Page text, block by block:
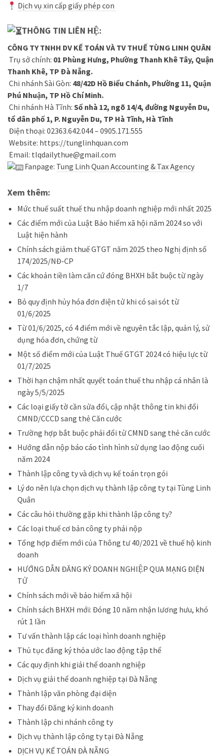
Dịch vụ xin cấp giấy phép con
THÔNG TIN LIÊN HỆ:
CÔNG TY TNHH DV KẾ TOÁN VÀ TV THUẾ TÙNG LINH QUÂN
Trụ sở chính: 01 Phùng Hưng, Phường Thanh Khê Tây, Quận
Thanh Khê, TP Đà Nẵng.
Chi nhánh Sài Gòn: 48/42D Hồ Biểu Chánh, Phường 11, Quận
Phú Nhuận, TP Hồ Chí Minh.
Chi nhánh Hà Tĩnh: Số nhà 12, ngõ 14/4, đường Nguyễn Du,
tổ dân phố 1, P. Nguyễn Du, TP Hà Tĩnh, Hà Tĩnh
Điện thoại: 02363.642.044 – 0905.171.555
Website: https://tunglinhquan.com
Email: tlqdailythue@gmail.com
Fanpage: Tung Linh Quan Accounting & Tax Agency
Xem thêm:
Mức thuế suất thuế thu nhập doanh nghiệp mới nhất 2025
Các điểm mới của Luật Bảo hiểm xã hội năm 2024 so với
Luật hiện hành
Chính sách giảm thuế GTGT năm 2025 theo Nghị định số
174/2025/NĐ-CP
Các khoản tiền làm căn cứ đóng BHXH bắt buộc từ ngày
1/7
Bỏ quy định hủy hóa đơn điện tử khi có sai sót từ
01/6/2025
Từ 01/6/2025, có 4 điểm mới về nguyên tắc lập, quản lý, sử
dụng hóa đơn, chứng từ
Một số điểm mới của Luật Thuế GTGT 2024 có hiệu lực từ
01/7/2025
Thời hạn chậm nhất quyết toán thuế thu nhập cá nhân là
ngày 5/5/2025
Các loại giấy tờ cần sửa đổi, cập nhật thông tin khi đổi
CMND/CCCD sang thẻ Căn cước
Trường hợp bắt buộc phải đổi từ CMND sang thẻ căn cước
Hướng dẫn nộp báo cáo tình hình sử dụng lao động cuối
năm 2024
Thành lập công ty và dịch vụ kế toán trọn gói
Lý do nên lựa chọn dịch vụ thành lập công ty tại Tùng Linh
Quân
Các câu hỏi thường gặp khi thành lập công ty?
Các loại thuế cơ bản công ty phải nộp
Tổng hợp điểm mới của Thông tư 40/2021 về thuế hộ kinh
doanh
HƯỚNG DẪN ĐĂNG KÝ DOANH NGHIỆP QUA MẠNG ĐIỆN
TỬ
Chính sách mới về bảo hiểm xã hội
Chính sách BHXH mới: Đóng 10 năm nhận lương hưu, khó
rút 1 lần
Tư vấn thành lập các loại hình doanh nghiệp
Thủ tục đăng ký thỏa ước lao động tập thể
Các quy định khi giải thể doanh nghiệp
Dịch vụ giải thể doanh nghiệp tại Đà Nẵng
Thành lập văn phòng đại diện
Thay đổi Đăng ký kinh doanh
Thành lập chi nhánh công ty
Dịch vụ thành lập công ty tại Đà Nẵng
DỊCH VỤ KẾ TOÁN ĐÀ NẴNG